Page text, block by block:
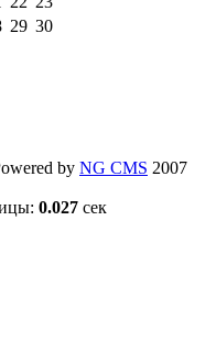
29 30
by NG CMS 2007
0.027 сек